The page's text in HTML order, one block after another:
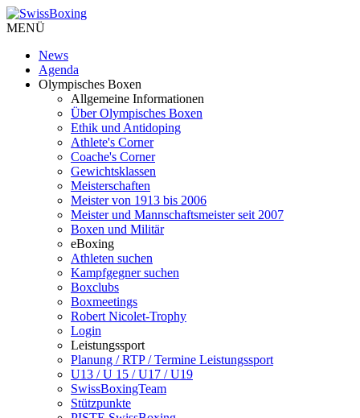
MENÜ
News
Agenda
Olympisches Boxen
Allgemeine Informationen
Über Olympisches Boxen
Ethik und Antidoping
Athlete's Corner
Coache's Corner
Gewichtsklassen
Meisterschaften
Meister von 1913 bis 2006
Meister und Mannschaftsmeister seit 2007
Boxen und Militär
eBoxing
Athleten suchen
Kampfgegner suchen
Boxclubs
Boxmeetings
Robert Nicolet-Trophy
Login
Leistungssport
Planung / RTP / Termine Leistungssport
U13 / U 15 / U17 / U19
SwissBoxingTeam
Stützpunkte